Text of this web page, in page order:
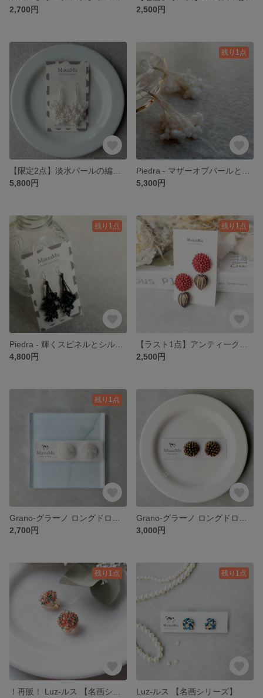
2,700円
2,500円
5,800円
残り1点
5,300円
残り1点
4,800円
残り1点
2,500円
残り1点
2,700円
3,000円
残り1点 残り1点
Luz-ルス 【名画シリーズ】